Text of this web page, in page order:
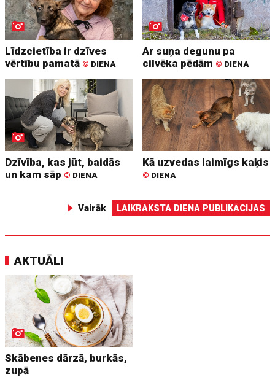
Līdzcietība ir dzīves
vērtību pamatā © DIENA
Ar suņa degunu pa
cilvēka pēdām © DIENA
Dzīvība, kas jūt, baidās
un kam sāp © DIENA
Kā uzvedas laimīgs kaķis
© DIENA
Vairāk LAIKRAKSTA DIENA PUBLIKĀCIJAS
AKTUĀLI
Skābenes dārzā, burkās,
zupā